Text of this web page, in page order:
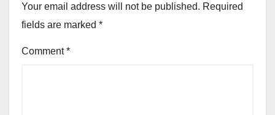
Your email address will not be published. Required
fields are marked *
Comment*